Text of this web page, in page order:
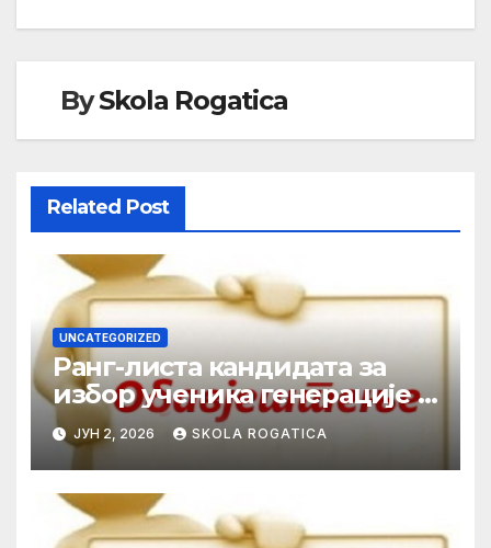
BySkola Rogatica
Related Post
UNCATEGORIZED
Ранг-листа кандидата за
избор ученика генерације у
школској 2025/2026. години
ЈУН 2, 2026 SKOLA ROGATICA